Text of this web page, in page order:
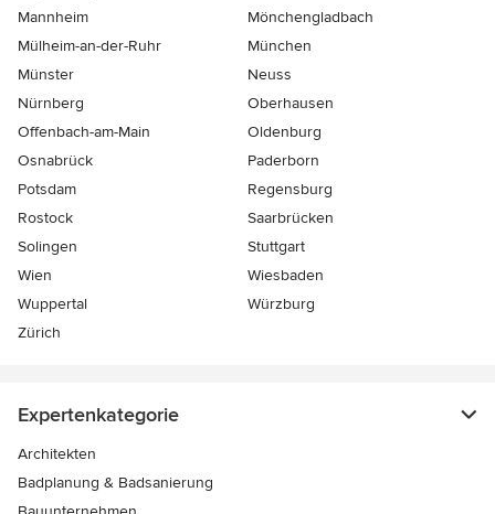
Mannheim
Mönchen­gladbach
Mülheim-an-der-Ruhr
München
Münster
Neuss
Nürnberg
Oberhausen
Offenbach-am-Main
Oldenburg
Osnabrück
Paderborn
Potsdam
Regensburg
Rostock
Saarbrücken
Solingen
Stuttgart
Wien
Wiesbaden
Wuppertal
Würzburg
Zürich
Expertenkategorie
Architekten
Badplanung & Badsanierung